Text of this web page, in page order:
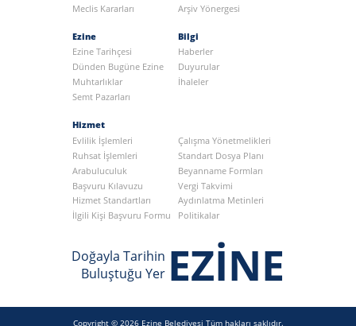
Meclis Kararları
Arşiv Yönergesi
Ezine
Ezine Tarihçesi
Dünden Bugüne Ezine
Muhtarlıklar
Semt Pazarları
Bilgi
Haberler
Duyurular
İhaleler
Hizmet
Evlilik İşlemleri
Çalışma Yönetmelikleri
Ruhsat İşlemleri
Standart Dosya Planı
Arabuluculuk
Beyanname Formları
Başvuru Kılavuzu
Vergi Takvimi
Hizmet Standartları
Aydınlatma Metinleri
İlgili Kişi Başvuru Formu
Politikalar
Doğayla Tarihin
Buluştuğu Yer EZİNE
Copyright © 2026 Ezine Belediyesi Tüm hakları saklıdır.